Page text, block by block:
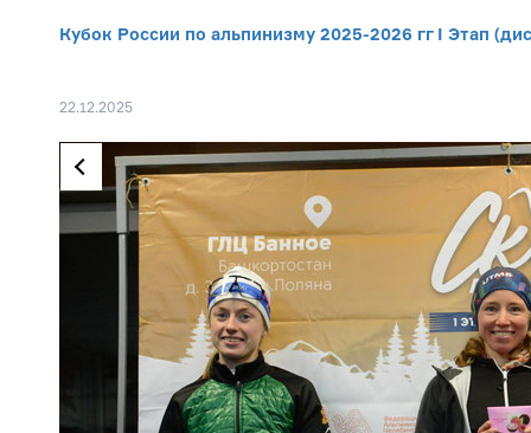
Кубок России по альпинизму 2025-2026 гг I Этап
22.12.2025